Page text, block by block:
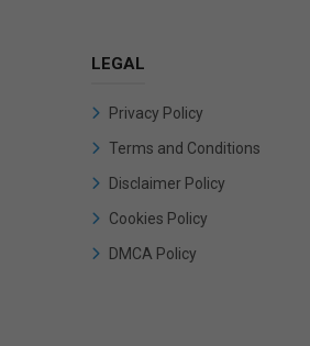
LEGAL
Privacy Policy
Terms and Conditions
Disclaimer Policy
Cookies Policy
DMCA Policy